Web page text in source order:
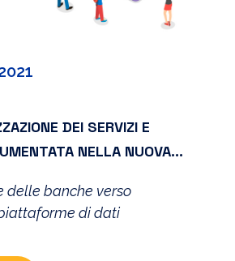
DEI SERVIZI E
NELLA NUOVA
delle banche verso
di dati